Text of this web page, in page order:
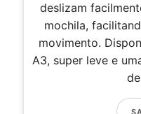
deslizam
mochila,
movimento.
A3, super leve e